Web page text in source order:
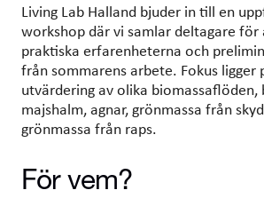
Living Lab Halland bjuder in till en
workshop där vi samlar deltagare för
praktiska erfarenheterna och
från sommarens arbete. Fokus ligger
utvärdering av olika biomassaflöden,
majshalm, agnar, grönmassa från
grönmassa från raps.
För vem?